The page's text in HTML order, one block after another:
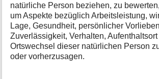
natürliche Person beziehen, zu
um Aspekte bezüglich Arbeitsleistung,
Lage, Gesundheit, persönlicher
Zuverlässigkeit, Verhalten,
Ortswechsel dieser natürlichen Person
oder vorherzusagen.